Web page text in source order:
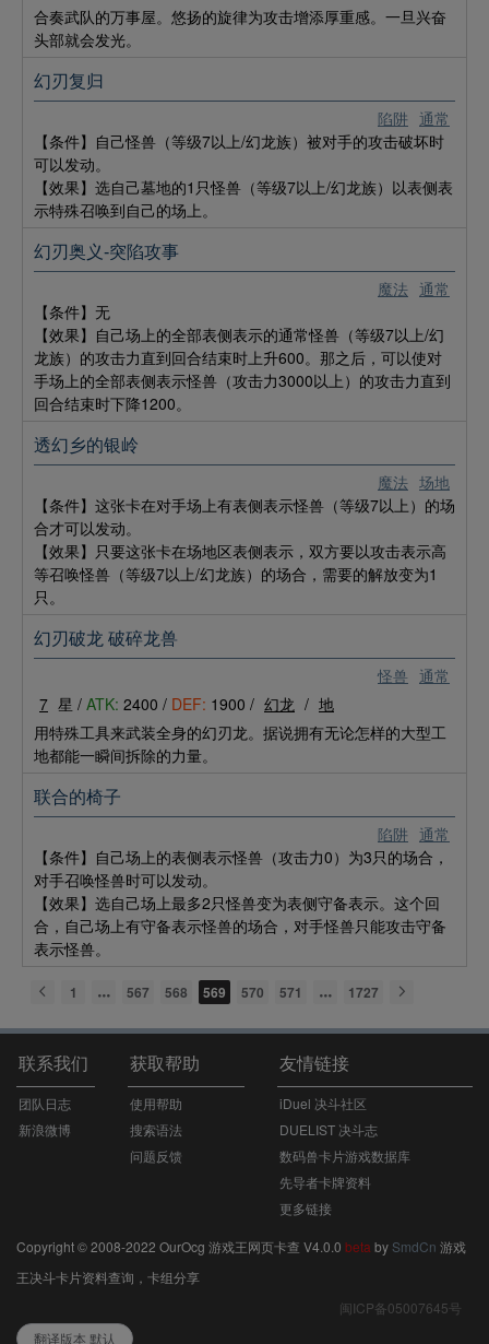
合奏武队的万事屋。悠扬的旋律为攻击增添厚重感。一旦兴奋
头部就会发光。
陷阱 通常
幻刃复归
【条件】自己怪兽（等级7以上/幻龙族）被对手的攻击破坏时
可以发动。
【效果】选自己墓地的1只怪兽（等级7以上/幻龙族）以表侧表
示特殊召唤到自己的场上。
魔法 通常
幻刃奥义-突陷攻事
【条件】无
【效果】自己场上的全部表侧表示的通常怪兽（等级7以上/幻
龙族）的攻击力直到回合结束时上升600。那之后，可以使对
手场上的全部表侧表示怪兽（攻击力3000以上）的攻击力直到
回合结束时下降1200。
魔法 场地
透幻乡的银岭
【条件】这张卡在对手场上有表侧表示怪兽（等级7以上）的场
合才可以发动。
【效果】只要这张卡在场地区表侧表示，双方要以攻击表示高
等召唤怪兽（等级7以上/幻龙族）的场合，需要的解放变为1
只。
怪兽 通常
幻刃破龙 破碎龙兽
7 星 / ATK: 2400 / DEF: 1900 / 幻龙 / 地
用特殊工具来武装全身的幻刃龙。据说拥有无论怎样的大型工
地都能一瞬间拆除的力量。
陷阱 通常
联合的椅子
【条件】自己场上的表侧表示怪兽（攻击力0）为3只的场合，
对手召唤怪兽时可以发动。
【效果】选自己场上最多2只怪兽变为表侧守备表示。这个回
合，自己场上有守备表示怪兽的场合，对手怪兽只能攻击守备
表示怪兽。
1 567 568 569 570 571 1727
联系我们
团队日志
新浪微博
获取帮助
使用帮助
搜索语法
问题反馈
友情链接
iDuel 决斗社区
DUELIST 决斗志
数码兽卡片游戏数据库
先导者卡牌资料
更多链接
Copyright © 2008-2022 OurOcg 游戏王网页卡查 V4.0.0 beta by SmdCn 游戏
王决斗卡片资料查询，卡组分享
闽ICP备05007645号
翻译版本 默认